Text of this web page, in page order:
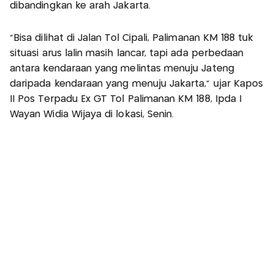
dibandingkan ke arah Jakarta.
"Bisa dilihat di Jalan Tol Cipali, Palimanan KM 188 tuk
situasi arus lalin masih lancar, tapi ada perbedaan
antara kendaraan yang melintas menuju Jateng
daripada kendaraan yang menuju Jakarta," ujar Kapos
II Pos Terpadu Ex GT Tol Palimanan KM 188, Ipda I
Wayan Widia Wijaya di lokasi, Senin.